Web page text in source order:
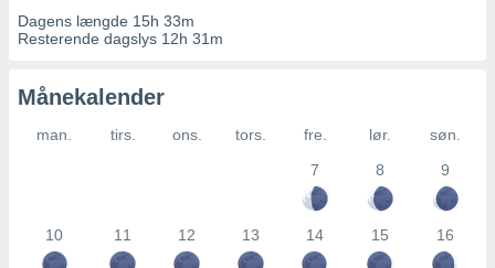
Dagens længde 15h 33m
Resterende dagslys 12h 31m
Månekalender
man. tirs. ons. tors. fre. lør.
søn.
7
8 9
10 11 12 13 14 15 16